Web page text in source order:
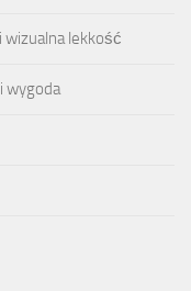
lekkość
wygoda